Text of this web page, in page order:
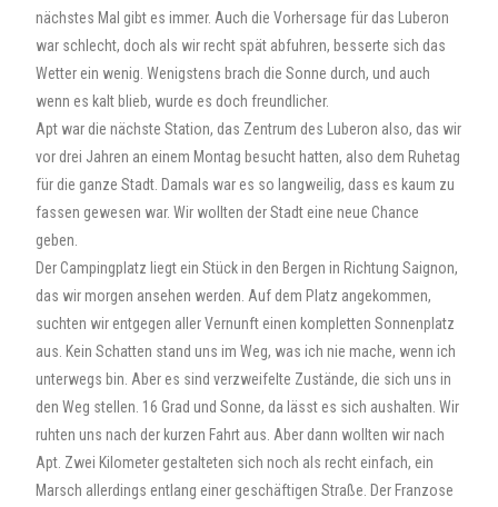
nächstes Mal gibt es immer. Auch die Vorhersage für das Luberon
war schlecht, doch als wir recht spät abfuhren, besserte sich das
Wetter ein wenig. Wenigstens brach die Sonne durch, und auch
wenn es kalt blieb, wurde es doch freundlicher.
Apt war die nächste Station, das Zentrum des Luberon also, das wir
vor drei Jahren an einem Montag besucht hatten, also dem Ruhetag
für die ganze Stadt. Damals war es so langweilig, dass es kaum zu
fassen gewesen war. Wir wollten der Stadt eine neue Chance
geben.
Der Campingplatz liegt ein Stück in den Bergen in Richtung Saignon,
das wir morgen ansehen werden. Auf dem Platz angekommen,
suchten wir entgegen aller Vernunft einen kompletten Sonnenplatz
aus. Kein Schatten stand uns im Weg, was ich nie mache, wenn ich
unterwegs bin. Aber es sind verzweifelte Zustände, die sich uns in
den Weg stellen. 16 Grad und Sonne, da lässt es sich aushalten. Wir
ruhten uns nach der kurzen Fahrt aus. Aber dann wollten wir nach
Apt. Zwei Kilometer gestalteten sich noch als recht einfach, ein
Marsch allerdings entlang einer geschäftigen Straße. Der Franzose